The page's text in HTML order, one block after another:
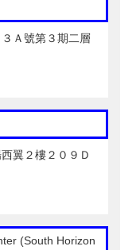
Ａ號第３期二層
翼２樓２０９Ｄ
(South Horizon